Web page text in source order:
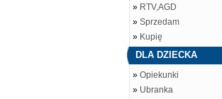
» RTV,AGD
» Sprzedam
» Kupię
DLA DZIECKA
» Opiekunki
» Ubranka